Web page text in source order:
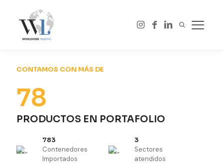
CONTAMOS CON MÁS DE
78
PRODUCTOS EN PORTAFOLIO
783
Contenedores
Importados
3
Sectores
atendidos